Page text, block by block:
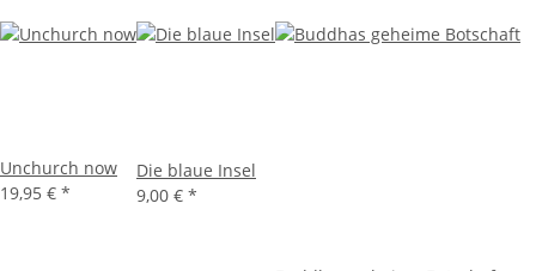
Unchurch now
19,95 € *
Die blaue Insel
9,00 € *